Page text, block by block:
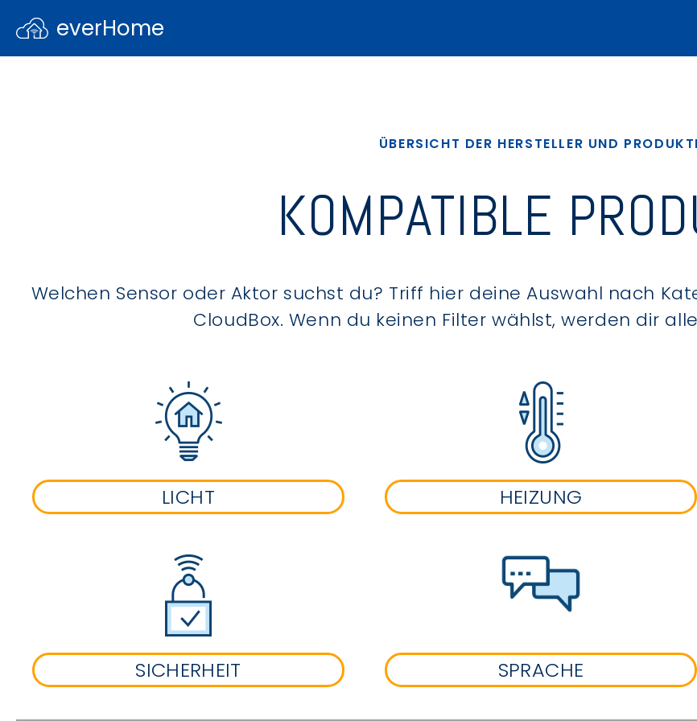
everHome
ÜBERSICHT DER HERSTELLER UND
KOMPATIBLE
Welchen Sensor oder Aktor suchst du? Triff hier deine Auswahl nach
CloudBox. Wenn du keinen Filter wählst, werden dir
LICHT HEIZUNG
SICHERHEIT SPRACHE